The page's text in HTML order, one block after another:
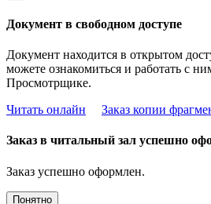
Документ в свободном доступе
Документ находится в открытом
можете ознакомиться и работать с
Просмотрщике.
Читать онлайн
Заказ копии
Заказ в читальный зал успешно
Заказ успешно оформлен.
Понятно